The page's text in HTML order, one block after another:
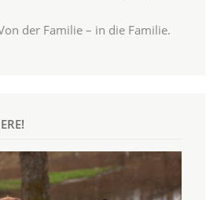
der Familie – in die Familie.